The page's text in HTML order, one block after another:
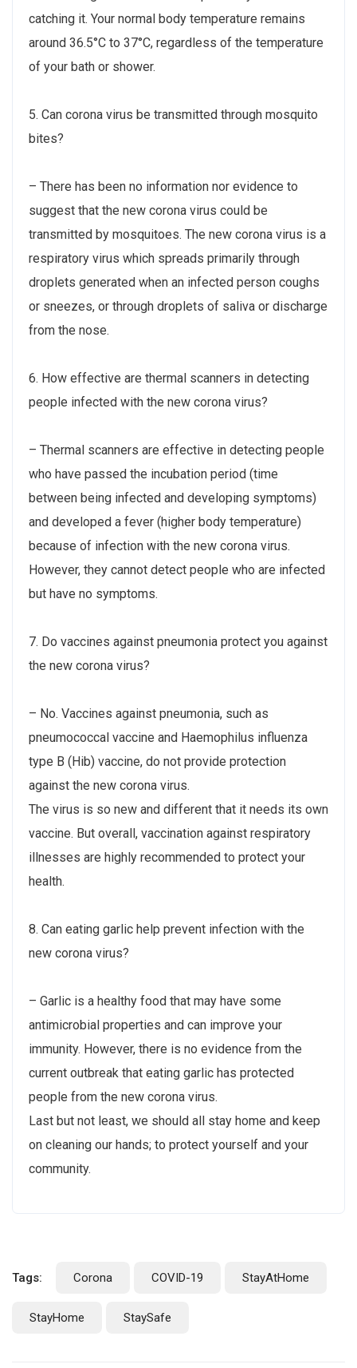
catching it. Your normal body temperature remains
around 36.5°C to 37°C, regardless of the temperature
of your bath or shower.
5. Can corona virus be transmitted through mosquito
bites?
– There has been no information nor evidence to
suggest that the new corona virus could be
transmitted by mosquitoes. The new corona virus is a
respiratory virus which spreads primarily through
droplets generated when an infected person coughs
or sneezes, or through droplets of saliva or discharge
from the nose.
6. How effective are thermal scanners in detecting
people infected with the new corona virus?
– Thermal scanners are effective in detecting people
who have passed the incubation period (time
between being infected and developing symptoms)
and developed a fever (higher body temperature)
because of infection with the new corona virus.
However, they cannot detect people who are infected
but have no symptoms.
7. Do vaccines against pneumonia protect you against
the new corona virus?
– No. Vaccines against pneumonia, such as
pneumococcal vaccine and Haemophilus influenza
type B (Hib) vaccine, do not provide protection
against the new corona virus.
The virus is so new and different that it needs its own
vaccine. But overall, vaccination against respiratory
illnesses are highly recommended to protect your
health.
8. Can eating garlic help prevent infection with the
new corona virus?
– Garlic is a healthy food that may have some
antimicrobial properties and can improve your
immunity. However, there is no evidence from the
current outbreak that eating garlic has protected
people from the new corona virus.
Last but not least, we should all stay home and keep
on cleaning our hands; to protect yourself and your
community.
Tags: Corona COVID-19 StayAtHome
StayHome StaySafe